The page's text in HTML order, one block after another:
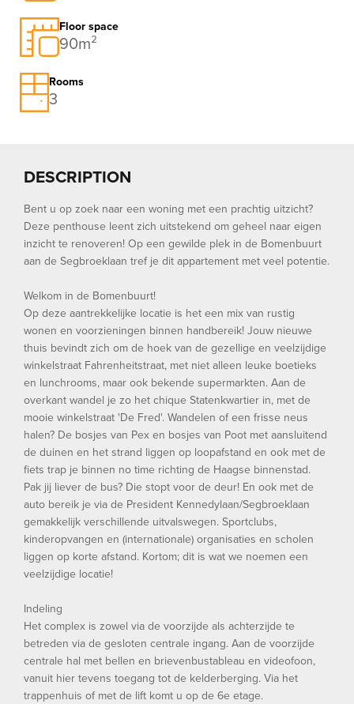
Floor space
90m²
Rooms
3
DESCRIPTION
Bent u op zoek naar een woning met een prachtig uitzicht?
Deze penthouse leent zich uitstekend om geheel naar eigen
inzicht te renoveren! Op een gewilde plek in de Bomenbuurt
aan de Segbroeklaan tref je dit appartement met veel potentie.
Welkom in de Bomenbuurt!
Op deze aantrekkelijke locatie is het een mix van rustig
wonen en voorzieningen binnen handbereik! Jouw nieuwe
thuis bevindt zich om de hoek van de gezellige en veelzijdige
winkelstraat Fahrenheitstraat, met niet alleen leuke boetieks
en lunchrooms, maar ook bekende supermarkten. Aan de
overkant wandel je zo het chique Statenkwartier in, met de
mooie winkelstraat 'De Fred'. Wandelen of een frisse neus
halen? De bosjes van Pex en bosjes van Poot met aansluitend
de duinen en het strand liggen op loopafstand en ook met de
fiets trap je binnen no time richting de Haagse binnenstad.
Pak jij liever de bus? Die stopt voor de deur! En ook met de
auto bereik je via de President Kennedylaan/Segbroeklaan
gemakkelijk verschillende uitvalswegen. Sportclubs,
kinderopvangen en (internationale) organisaties en scholen
liggen op korte afstand. Kortom; dit is wat we noemen een
veelzijdige locatie!
Indeling
Het complex is zowel via de voorzijde als achterzijde te
betreden via de gesloten centrale ingang. Aan de voorzijde
centrale hal met bellen en brievenbustableau en videofoon,
vanuit hier tevens toegang tot de kelderberging. Via het
trappenhuis of met de lift komt u op de 6e etage.